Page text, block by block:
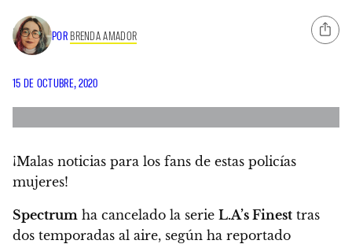
POR BRENDA AMADOR
15 DE OCTUBRE, 2020
¡Malas noticias para los fans de estas policías
mujeres!
Spectrum ha cancelado la serie L.A’s Finest tras
dos temporadas al aire, según ha reportado